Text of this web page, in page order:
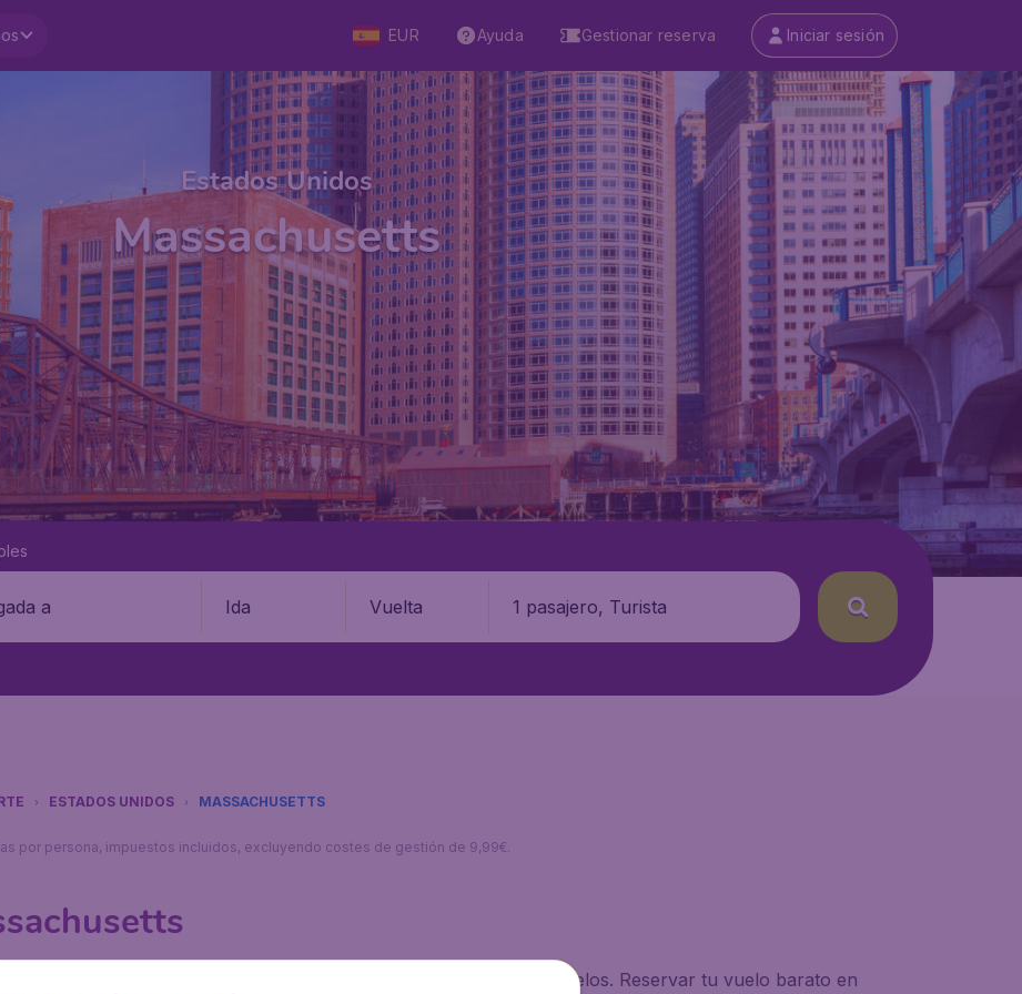
EUR Ayuda Gestionar reserva Iniciar sesión
Estados Unidos
Massachusetts
Ida Vuelta 1 pasajero, Turista
ESTADOS UNIDOS MASSACHUSETTS
por persona, impuestos incluidos, excluyendo costes de gestión de 9,99€.
En BudgetAir.es podrás encontrar nuestras mejores ofertas en vuelos. Reservar tu vuelo barato en